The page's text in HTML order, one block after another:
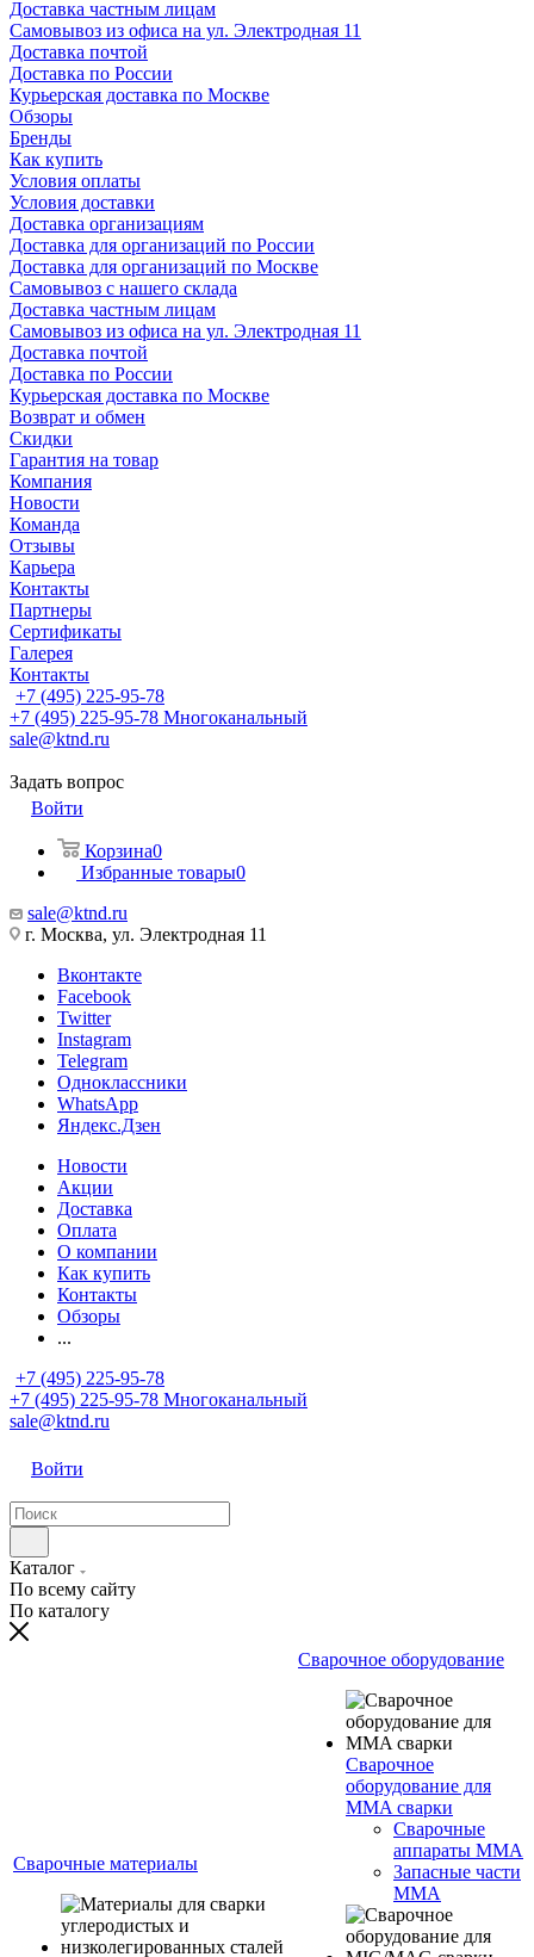
Доставка частным лицам
Самовывоз из офиса на ул. Электродная 11
Доставка почтой
Доставка по России
Курьерская доставка по Москве
Обзоры
Бренды
Как купить
Условия оплаты
Условия доставки
Доставка организациям
Доставка для организаций по России
Доставка для организаций по Москве
Самовывоз с нашего склада
Доставка частным лицам
Самовывоз из офиса на ул. Электродная 11
Доставка почтой
Доставка по России
Курьерская доставка по Москве
Возврат и обмен
Скидки
Гарантия на товар
Компания
Новости
Команда
Отзывы
Карьера
Контакты
Партнеры
Сертификаты
Галерея
Контакты
+7 (495) 225-95-78
+7 (495) 225-95-78 Многоканальный
sale@ktnd.ru
Задать вопрос
Войти
Корзина0
Избранные товары0
sale@ktnd.ru
г. Москва, ул. Электродная 11
Вконтакте
Facebook
Twitter
Instagram
Telegram
Одноклассники
WhatsApp
Яндекс.Дзен
Новости
Акции
Доставка
Оплата
О компании
Как купить
Контакты
Обзоры
...
+7 (495) 225-95-78
+7 (495) 225-95-78 Многоканальный
sale@ktnd.ru
Войти
Каталог
По всему сайту
По каталогу
Сварочные материалы
Сварочное оборудование
Сварочное
оборудование для
MMA сварки
Сварочные
аппараты MMA
Запасные части
MMA